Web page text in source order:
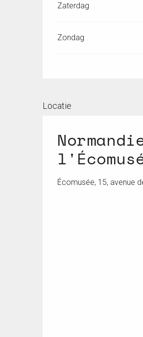
Zaterdag
Zondag
Locatie
Écomusée, 15, avenue